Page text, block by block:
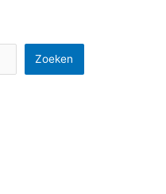
Zoeken